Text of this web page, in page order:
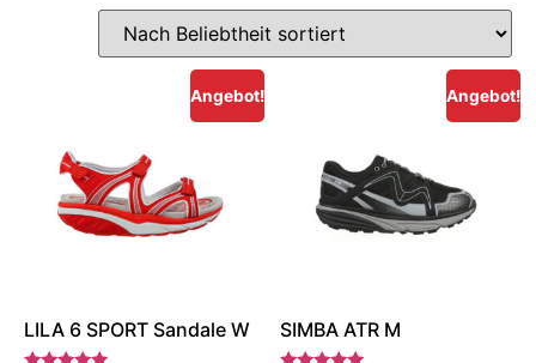
Angebot!
LILA 6 SPORT Sandale W
Angebot!
SIMBA ATR M